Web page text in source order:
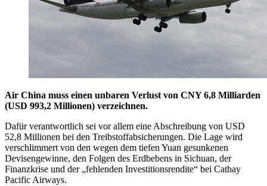
Air China muss einen unbaren Verlust von CNY 6,8 Milliarden
(USD 993,2 Millionen) verzeichnen.
Dafür verantwortlich sei vor allem eine Abschreibung von USD
52,8 Millionen bei den Treibstoffabsicherungen. Die Lage wird
verschlimmert von den wegen dem tiefen Yuan gesunkenen
Devisengewinne, den Folgen des Erdbebens in Sichuan, der
Finanzkrise und der „fehlenden Investitionsrendite“ bei Cathay
Pacific Airways.